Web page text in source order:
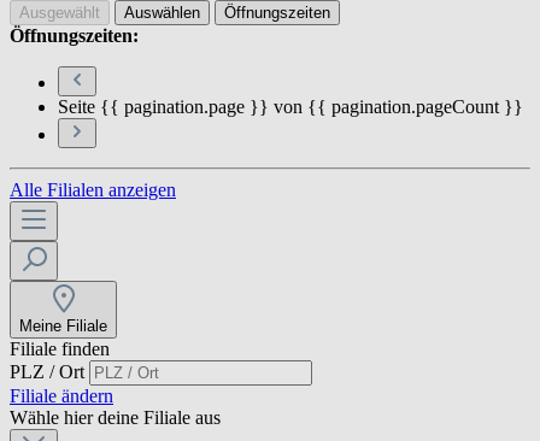
Ausgewählt Auswählen Öffnungszeiten
Öffnungszeiten:
Seite {{ pagination.page }} von {{ pagination.pageCount }}
Alle Filialen anzeigen
Meine Filiale
Filiale finden
PLZ / Ort
Filiale ändern
Wähle hier deine Filiale aus